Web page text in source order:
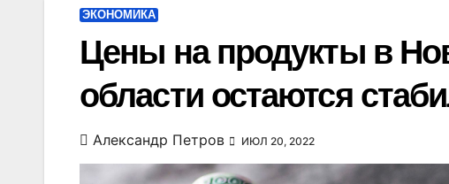
ЭКОНОМИКА
Цены на продукты в
области остаются
Александр Петров ИЮЛ 20, 2022